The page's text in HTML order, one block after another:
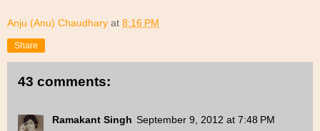
Anju (Anu) Chaudhary at 8:16 PM
Share
43 comments:
Ramakant Singh September 9, 2012 at 7:48 PM